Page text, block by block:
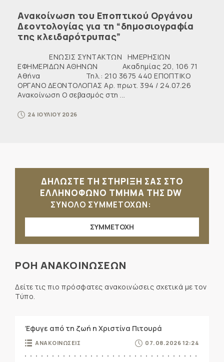
Ανακοίνωση του Εποπτικού Οργάνου
Δεοντολογίας για τη “δημοσιογραφία
της κλειδαρότρυπας”
ΕΝΩΣΙΣ ΣΥΝΤΑΚΤΩΝ ΗΜΕΡΗΣΙΩΝ
ΕΦΗΜΕΡΙΔΩΝ ΑΘΗΝΩΝ Ακαδημίας 20, 106 71
Αθήνα Τηλ.: 210 3675 440 ΕΠΟΠΤΙΚΟ
ΟΡΓΑΝΟ ΔΕΟΝΤΟΛΟΓΙΑΣ Αρ. πρωτ. 394 / 24.07.26
Ανακοίνωση Ο σεβασμός στη ...
24 ΙΟΥΛΙΟΥ 2026
ΔΗΛΩΣΤΕ ΤΗ ΣΤΗΡΙΞΗ ΣΑΣ ΣΤΟ
ΕΛΛΗΝΟΦΩΝΟ ΤΜΗΜΑ ΤΗΣ DW
ΣΥΝΟΛΟ ΣΥΜΜΕΤΟΧΩΝ:
ΣΥΜΜΕΤΟΧΗ
ΡΟΗ ΑΝΑΚΟΙΝΩΣΕΩΝ
Δείτε τις πιο πρόσφατες ανακοινώσεις σχετικά με τον
Τύπο.
Έφυγε από τη ζωή η Χριστίνα Πιτουρά
ΑΝΑΚΟΙΝΩΣΕΙΣ 07.08.2026 12:24